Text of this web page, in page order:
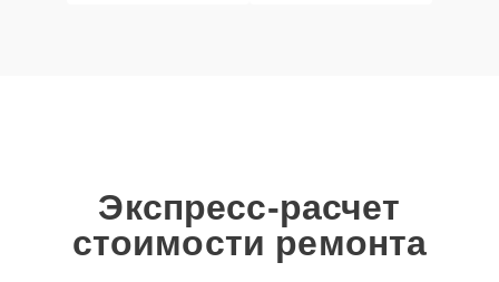
Экспресс-расчет
стоимости ремонта